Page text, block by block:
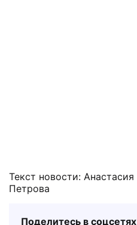
Текст новости: Анастасия
Петрова
Поделитесь в соцсетях